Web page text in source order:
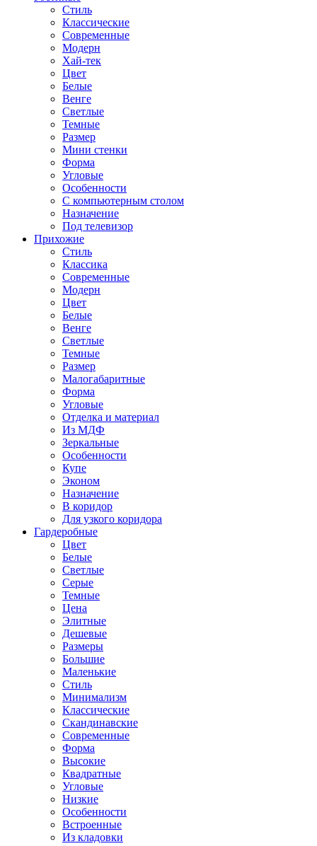
Стиль
Классические
Современные
Модерн
Хай-тек
Цвет
Белые
Венге
Светлые
Темные
Размер
Мини стенки
Форма
Угловые
Особенности
С компьютерным столом
Назначение
Под телевизор
Прихожие
Стиль
Классика
Современные
Модерн
Цвет
Белые
Венге
Светлые
Темные
Размер
Малогабаритные
Форма
Угловые
Отделка и материал
Из МДФ
Зеркальные
Особенности
Купе
Эконом
Назначение
В коридор
Для узкого коридора
Гардеробные
Цвет
Белые
Светлые
Серые
Темные
Цена
Элитные
Дешевые
Размеры
Большие
Маленькие
Стиль
Минимализм
Классические
Скандинавские
Современные
Форма
Высокие
Квадратные
Угловые
Низкие
Особенности
Встроенные
Из кладовки